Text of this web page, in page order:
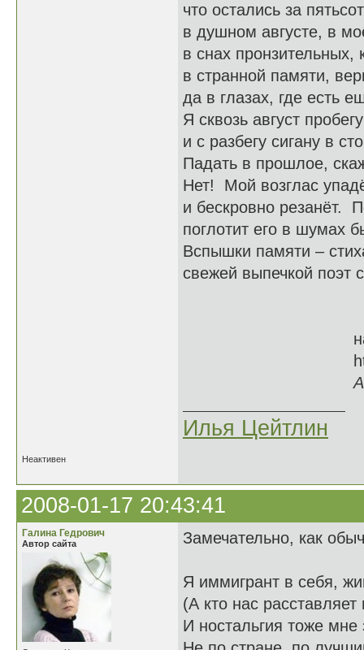
что остались за
в душном августе, в
в снах пронзительных,
в странной памяти,
да в глазах, где есть
Я сквозь август
и с разбегу сигану в
Падать в прошлое,
Нет! Мой возглас
и бескровно резанёт.
поглотит его в шумах
Вспышки памяти –
свежей выпечкой поэт
на
http://
Илья Цейтлин
Неактивен
2008-01-17 20:43:41
Галина Гедрович
Автор сайта Замечательно, как
Я иммигрант в себя,
(А кто нас
И ностальгия тоже мне